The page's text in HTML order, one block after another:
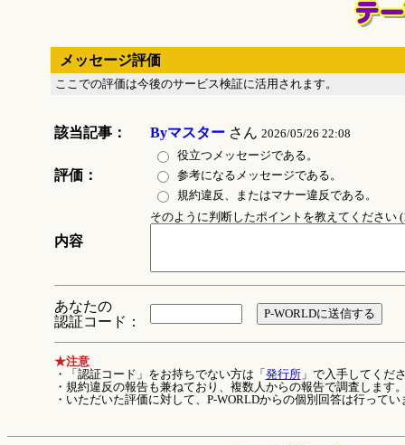
メッセージ評価
ここでの評価は今後のサービス検証に活用されます。
該当記事： Byマスターさん 2026/05/26 22:08
評価：
役立つメッセージである。
参考になるメッセージである。
規約違反、またはマナー違反である。
内容
そのように判断したポイントを教えてください
あなたの
認証コード：
★注意
・「認証コード」をお持ちでない方は「 発行所」で入手してくだ
・規約違反の報告も兼ねており、複数人からの報告で調査します
・いただいた評価に対して、P-WORLDからの個別回答は行ってい